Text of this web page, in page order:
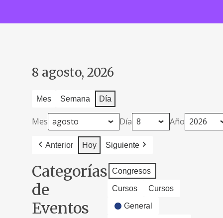
8 agosto, 2026
Mes Semana Día
Mes Día Año
Anterior Hoy Siguiente
Categorías
de
Eventos
Congresos
Cursos Cursos
General